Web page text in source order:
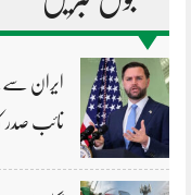
ایران سے
نائب صدر